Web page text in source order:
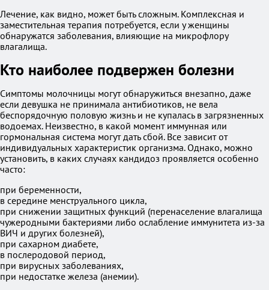
Лечение, как видно, может быть сложным. Комплексная и
заместительная терапия потребуется, если у женщины
обнаружатся заболевания, влияющие на микрофлору
влагалища.
Кто наиболее подвержен болезни
Симптомы молочницы могут обнаружиться внезапно, даже
если девушка не принимала антибиотиков, не вела
беспорядочную половую жизнь и не купалась в загрязненных
водоемах. Неизвестно, в какой момент иммунная или
гормональная система могут дать сбой. Все зависит от
индивидуальных характеристик организма. Однако, можно
установить, в каких случаях кандидоз проявляется особенно
часто:
при беременности,
в середине менструального цикла,
при снижении защитных функций (перенаселение влагалища
чужеродными бактериями либо ослабление иммунитета из-за
ВИЧ и других болезней),
при сахарном диабете,
в послеродовой период,
при вирусных заболеваниях,
при недостатке железа (анемии).